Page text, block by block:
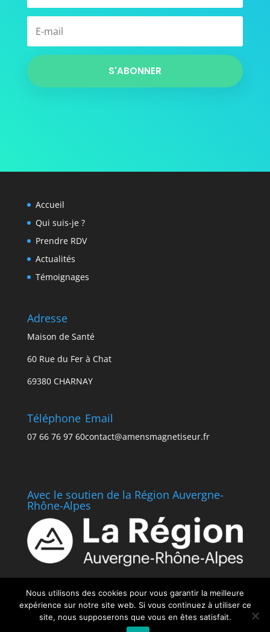
S'ABONNER
Accueil
Qui suis-je ?
Prendre RDV
Actualités
Témoignages
Adresse
Maison de Santé
60 Rue du Fer à Chat
69380 CHARNAY
Téléphone
07 66 76 97 60
Email
contact@amensmagnetiseur.fr
Avec le soutien de la Région Auvergne-
Rhône-Alpes
Nous utilisons des cookies pour vous garantir la meilleure
expérience sur notre site web. Si vous continuez à utiliser ce
site, nous supposerons que vous en êtes satisfait.